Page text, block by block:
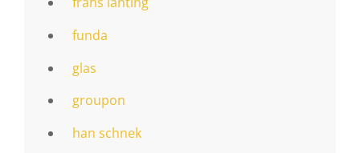
funda
glas
groupon
han schnek